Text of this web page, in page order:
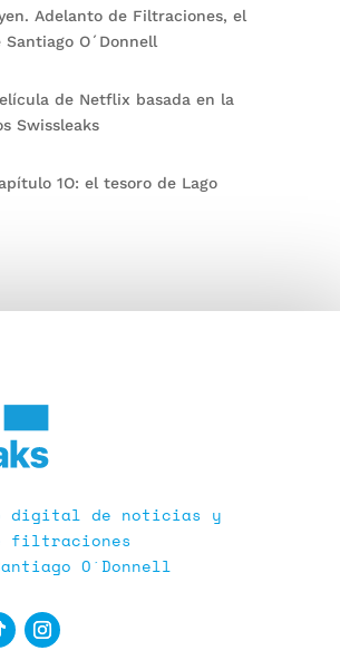
Adelanto de Filtraciones, el
O´Donnell
de Netflix basada en la
Swissleaks
1O: el tesoro de Lago
digital de noticias y
filtraciones
O´Donnell